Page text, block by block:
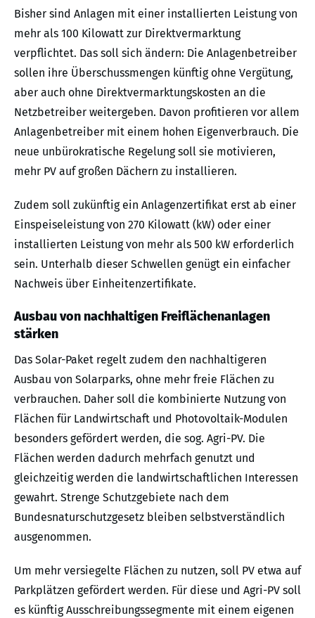
Bisher sind Anlagen mit einer installierten Leistung von
mehr als 100 Kilowatt zur Direktvermarktung
verpflichtet. Das soll sich ändern: Die Anlagenbetreiber
sollen ihre Überschussmengen künftig ohne Vergütung,
aber auch ohne Direktvermarktungskosten an die
Netzbetreiber weitergeben. Davon profitieren vor allem
Anlagenbetreiber mit einem hohen Eigenverbrauch. Die
neue unbürokratische Regelung soll sie motivieren,
mehr PV auf großen Dächern zu installieren.
Zudem soll zukünftig ein Anlagenzertifikat erst ab einer
Einspeiseleistung von 270 Kilowatt (kW) oder einer
installierten Leistung von mehr als 500 kW erforderlich
sein. Unterhalb dieser Schwellen genügt ein einfacher
Nachweis über Einheitenzertifikate.
Ausbau von nachhaltigen Freiflächenanlagen
stärken
Das Solar-Paket regelt zudem den nachhaltigeren
Ausbau von Solarparks, ohne mehr freie Flächen zu
verbrauchen. Daher soll die kombinierte Nutzung von
Flächen für Landwirtschaft und Photovoltaik-Modulen
besonders gefördert werden, die sog. Agri-PV. Die
Flächen werden dadurch mehrfach genutzt und
gleichzeitig werden die landwirtschaftlichen Interessen
gewahrt. Strenge Schutzgebiete nach dem
Bundesnaturschutzgesetz bleiben selbstverständlich
ausgenommen.
Um mehr versiegelte Flächen zu nutzen, soll PV etwa auf
Parkplätzen gefördert werden. Für diese und Agri-PV soll
es künftig Ausschreibungssegmente mit einem eigenen